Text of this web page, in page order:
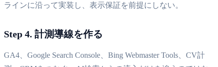
ラインに沿って実装し、表示保証を前提にしない。
Step 4. 計測導線を作る
GA4、Google Search Console、Bing Webmaster Tools、CV計